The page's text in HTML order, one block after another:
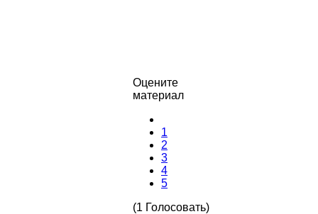
Оцените
материал
1
2
3
4
5
(1 Голосовать)